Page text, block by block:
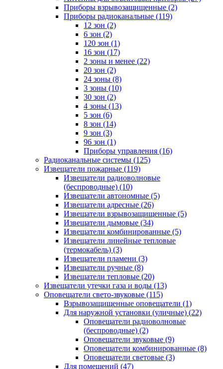
Приборы взрывозащищенные (2)
Приборы радиоканальные (119)
12 зон (2)
6 зон (2)
120 зон (1)
16 зон (17)
2 зоны и менее (22)
20 зон (2)
24 зоны (8)
3 зоны (10)
30 зон (2)
4 зоны (13)
5 зон (6)
8 зон (14)
9 зон (3)
96 зон (1)
Приборы управления (16)
Радиоканальные системы (125)
Извещатели пожарные (119)
Извещатели радиоволновые
(беспроводные) (10)
Извещатели автономные (5)
Извещатели адресные (26)
Извещатели взрывозащищенные (5)
Извещатели дымовые (34)
Извещатели комбинированные (5)
Извещатели линейные тепловые
(термокабель) (3)
Извещатели пламени (3)
Извещатели ручные (8)
Извещатели тепловые (20)
Извещатели утечки газа и воды (13)
Оповещатели свето-звуковые (115)
Взрывозащищенные оповещатели (1)
Для наружной установки (уличные) (22)
Оповещатели радиоволновые
(беспроводные) (2)
Оповещатели звуковые (9)
Оповещатели комбинированные (8)
Оповещатели световые (3)
Для помещений (47)